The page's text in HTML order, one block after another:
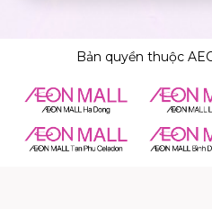
Bản quyền thuộc